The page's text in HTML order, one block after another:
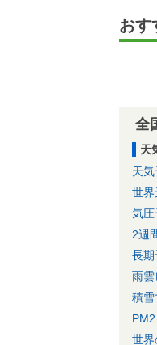
おす
全
天
天気
世界
気圧
2週
長期
雨雲
積雪
世界